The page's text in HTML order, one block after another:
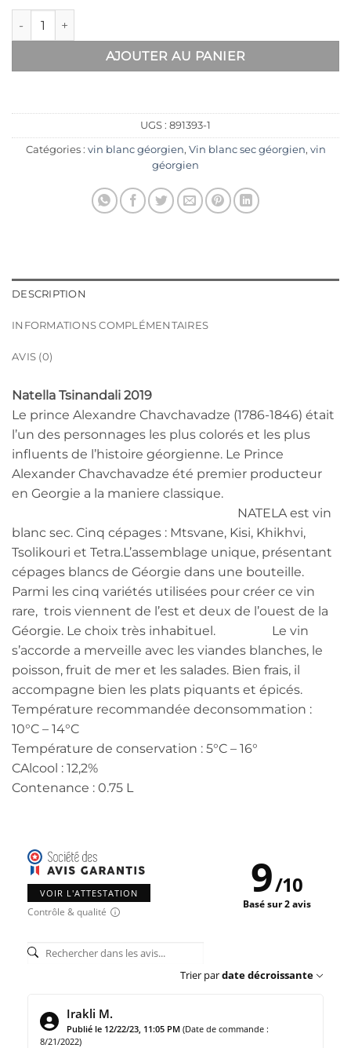
quantité de NATELLA TINANDALI 2019
AJOUTER AU PANIER
UGS : 891393-1
Catégories : vin blanc géorgien, Vin blanc sec géorgien, vin
géorgien
DESCRIPTION
INFORMATIONS COMPLÉMENTAIRES
AVIS (0)
Natella Tsinandali 2019
Le prince Alexandre Chavchavadze (1786-1846) était
l’un des personnages les plus colorés et les plus
influents de l’histoire géorgienne. Le Prince
Alexander Chavchavadze été premier producteur
en Georgie a la maniere classique.
NATELA est vin
blanc sec. Cinq cépages : Mtsvane, Kisi, Khikhvi,
Tsolikouri et Tetra.L’assemblage unique, présentant
cépages blancs de Géorgie dans une bouteille.
Parmi les cinq variétés utilisées pour créer ce vin
rare, trois viennent de l’est et deux de l’ouest de la
Géorgie. Le choix très inhabituel. Le vin
s’accorde a merveille avec les viandes blanches, le
poisson, fruit de mer et les salades. Bien frais, il
accompagne bien les plats piquants et épicés.
Température recommandée deconsommation :
10°C – 14°C
Température de conservation : 5°C – 16°
CAlcool : 12,2%
Contenance : 0.75 L
VOIR L'ATTESTATION
Contrôle & qualité
9/10
Basé sur 2 avis
Trier pardate décroissante
Irakli M.
Publié le 12/22/23, 11:05 PM (Date de commande :
8/21/2022)